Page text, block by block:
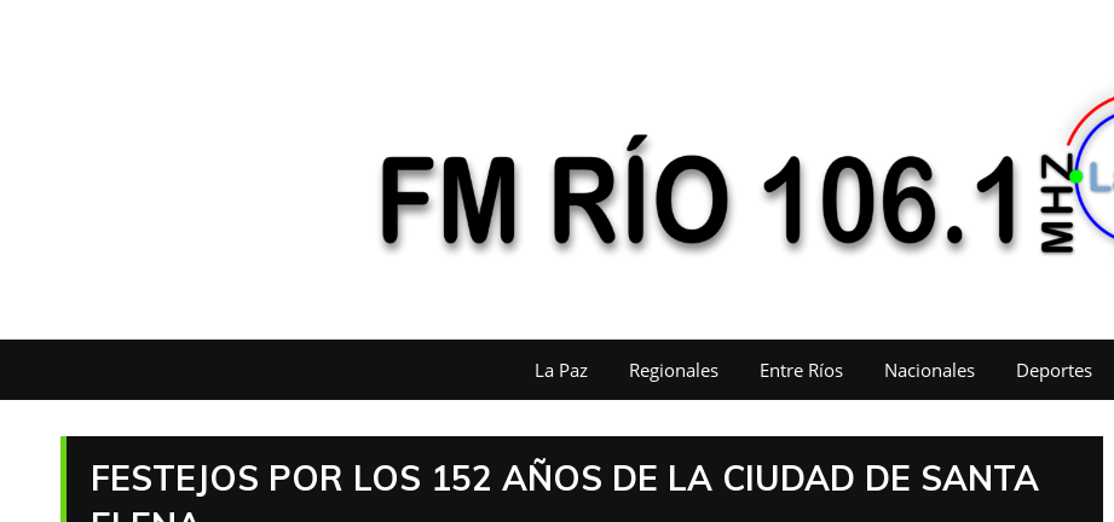
La Paz Regionales Entre Ríos Nacionales Deportes
FESTEJOS POR LOS 152 AÑOS DE LA CIUDAD DE SANTA